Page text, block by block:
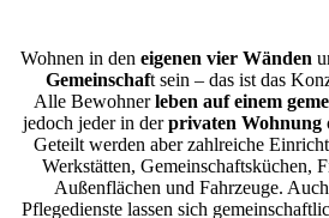
Wohnen in den eigenen vier Wänden
Gemeinschaft sein – das ist das
Alle Bewohnerleben auf einem
jedoch jeder in derprivaten Wohnung
Geteilt werden aber zahlreiche
Werkstätten, Gemeinschaftsküchen,
Außenflächen und Fahrzeuge.
Pflegedienste lassen sich